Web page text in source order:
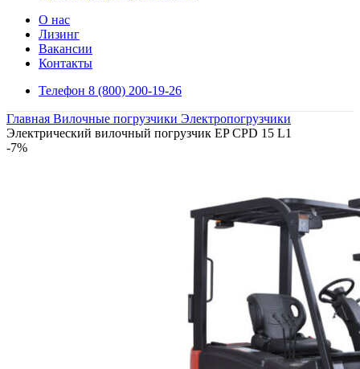
О нас
Лизинг
Вакансии
Контакты
Телефон 8 (800) 200-19-26
Главная Вилочные погрузчики Электропогрузчики
Электрический вилочный погрузчик EP CPD 15 L1
-7%